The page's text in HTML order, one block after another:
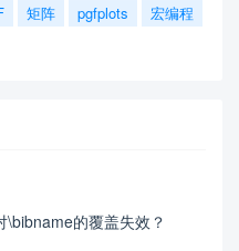
矩阵 pgfplots
宏编程
的覆盖失效？